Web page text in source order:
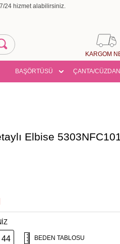
24 hizmet alabilirsiniz.
KARGOM
BAŞÖRTÜSÜ ÇANTA/CÜZDAN
Elbise
44 BEDEN TABLOSU